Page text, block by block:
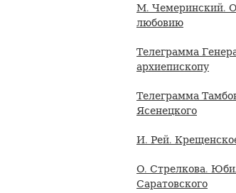
М. Чемеринский.
любовию
Телеграмма
архиепископу
Телеграмма
Ясенецкого
И. Рей.
О. Стрелкова.
Саратовского